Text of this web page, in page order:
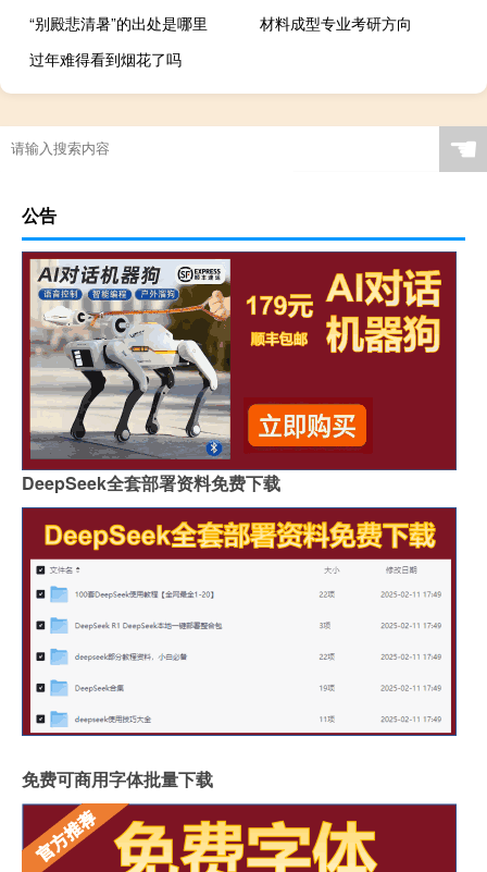
“别殿悲清暑”的出处是哪里
材料成型专业考研方向
过年难得看到烟花了吗
☚
公告
DeepSeek全套部署资料免费下载
免费可商用字体批量下载